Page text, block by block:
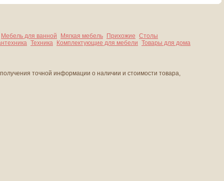
Мебель для ванной Мягкая мебель Прихожие Столы
Техника Комплектующие для мебели Товары для дома
точной информации о наличии и стоимости товара,